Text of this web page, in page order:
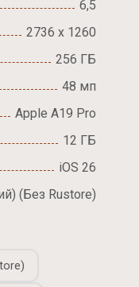
6,5
2736 х 1260
256 ГБ
48 мп
Apple A19 Pro
12 ГБ
iOS 26
(Без Rustore)